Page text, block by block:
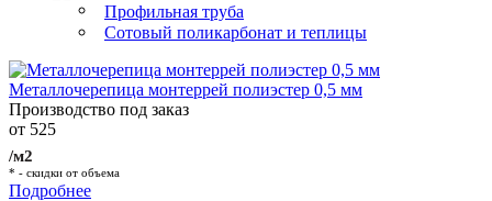
Профильная труба
Сотовый поликарбонат и теплицы
Металлочерепица монтеррей полиэстер 0,5 мм
Производство под заказ
от 525
/м2
* - скидки от объема
Подробнее